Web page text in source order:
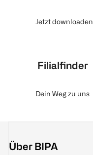
Jetzt downloaden
Filialfinder
Dein Weg zu uns
Über BIPA